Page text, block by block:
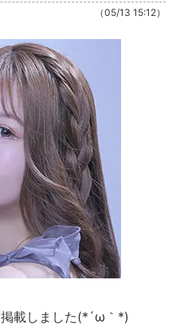
（05/13 15:12）
載しました(*´ω｀*)